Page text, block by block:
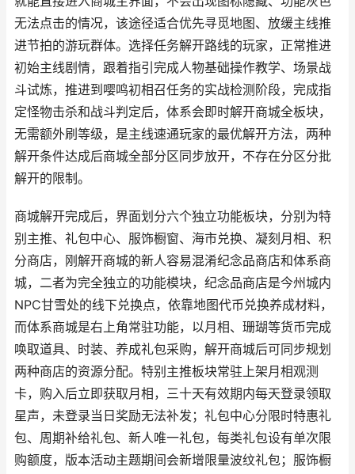
无法点击的情况，该途径适合优先寻觅地图、放缓主线推
进节拍的游玩群体。选择任务解开路线的玩家，正常推进
初始主线剧情，跟着指引完成人物基础操作教学、场景战
斗试炼，推进到嘤鸣初相召任务的实战检测阶段，完成指
定怪物击杀和战斗判定后，体系会即时解开商城全板块，
无需额外刷等级，是主线速通玩家的最优解开方法，两种
解开条件达成后商城全部分区同步放开，不存在分区分批
解开的限制。
商城解开完成后，界面划分六个独立功能板块，分别为特
别主推、礼包中心、服饰橱窗、海市兑换、凝刻月相、积
分商店，刚解开商城的新人容易混淆纪念品商店和体系商
城，二者为完全独立的功能模块，纪念品商店是今州城内
NPC甘雪处的线下兑换点，依靠地图代币兑换养成材料，
而体系商城是右上角常驻功能，以月相、珊瑚等货币完成
唤取道具、时装、养成礼包采购，解开商城后可同步规划
两种商店的资源分配。特别主推板块常驻上架月相观测
卡，购入后立即获取月相，三十天有效期内每天登录领取
星声，未登录当日奖励无法补发；礼包中心分限时特惠礼
包、周期补给礼包、新人唯一礼包，每类礼包设有单次限
购额度，版本活动主题期间会新增限量波纹礼包；服饰橱